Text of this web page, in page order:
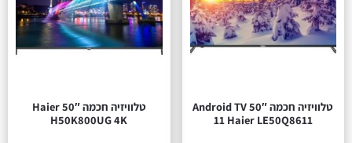
טלוויזיה חכמה 50″ Android TV
11 Haier LE50Q8611
טלוויזיה חכמה 50″ Haier
H50K800UG 4K